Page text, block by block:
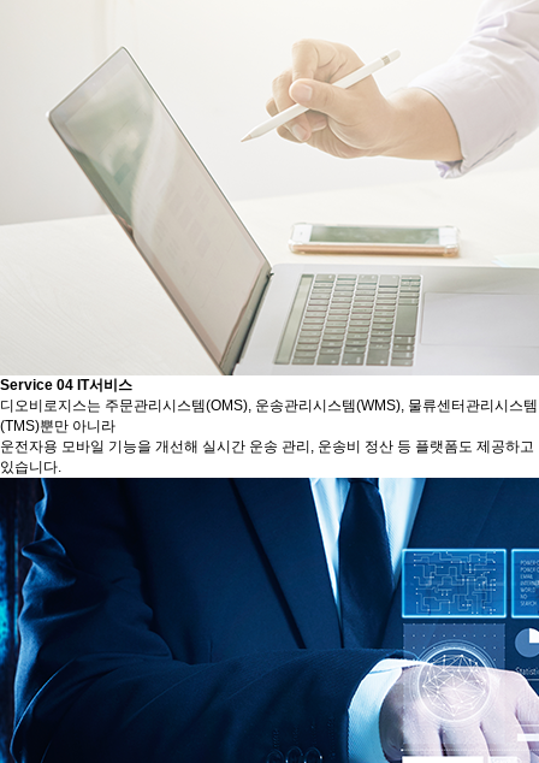
Service 04 IT서비스
디오비로지스는 주문관리시스템(OMS), 운송관리시스템(WMS), 물류센터관리시스템
(TMS)뿐만 아니라
운전자용 모바일 기능을 개선해 실시간 운송 관리, 운송비 정산 등 플랫폼도 제공하고
있습니다.